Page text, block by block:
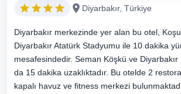
Diyarbakır, Türkiye
Diyarbakır merkezinde yer alan bu otel,
Diyarbakır Atatürk Stadyumu ile 10 dakika
mesafesindedir. Seman Köşkü ve
da 15 dakika uzaklıktadır. Bu otelde 2
kapalı havuz ve fitness merkezi